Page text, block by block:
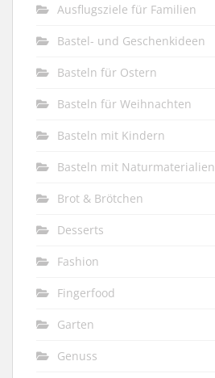
Ausflugsziele für Familien
Bastel- und Geschenkideen
Basteln für Ostern
Basteln für Weihnachten
Basteln mit Kindern
Basteln mit Naturmaterialien
Brot & Brötchen
Desserts
Fashion
Fingerfood
Garten
Genuss